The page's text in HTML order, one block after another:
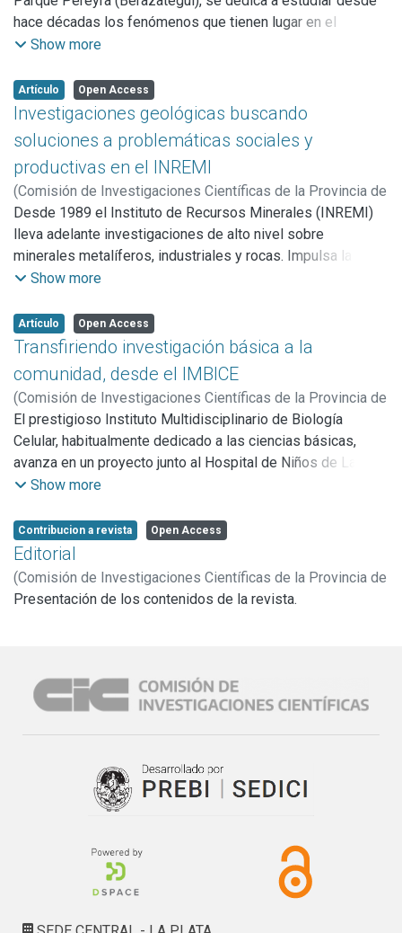
hace décadas los fenómenos que tienen lugar en el
Universo. Pero en lugar de hacerlo con los telescopios
Observatorio de La Plata, lo hacen mediante el uso de
antenas que detectan en la denominada banda de radio , los
fenómenos que tienen lugar en el Universo que habitamos.
En diálogo con CIC: CIENCIA Y TECNOLOGIA su Director, Dr.
Macelo Arnal, nos introduce en este particular modo de
analizar el cosmos.
Show more
Artículo Open Access
Investigaciones geológicas buscando
soluciones a problemáticas sociales y
productivas en el INREMI
(Comisión de Investigaciones Científicas de la Provincia de
Buenos Aires (CICBA),2016)Armentía, Alejandro
Desde 1989 el Instituto de Recursos Minerales (INREMI)
lleva adelante investigaciones de alto nivel sobre
minerales metalíferos, industriales y rocas. Impulsa la
aplicación de sus investigaciones y la transferencia de
potenciar las economías regionales de nuestro país. En
diálogo con CIC: Ciencia y Tecnología en la provincia de
Buenos Aires, investigadores del Instituto explican dos
proyectos que brindan soluciones a problemas socio-
sanitarios y a la producción minera.
Show more
Artículo Open Access
Transfiriendo investigación básica a la
comunidad, desde el IMBICE
(Comisión de Investigaciones Científicas de la Provincia de
Buenos Aires (CICBA), 2016)Cejas, Federico
El prestigioso Instituto Multidisciplinario de Biología
Celular, habitualmente dedicado a las ciencias básicas,
avanza en un proyecto junto al Hospital de Niños de La
Plata para prevenir la obesidad de temprana edad por
Show more
Contribucion a revista Open Access
Editorial
(Comisión de Investigaciones Científicas de la Provincia de
Buenos Aires (CICBA),2016)De Giusti, Armando Eduardo
Presentación de los contenidos de la revista.